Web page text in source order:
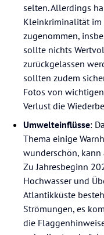
selten. Allerdings
Kleinkriminalität im
zugenommen,
sollte nichts
zurückgelassen
sollten zudem
Fotos von
Verlust die
Umwelteinflüsse:
Thema einige
wunderschön, kann
Zu Jahresbeginn
Hochwasser und
Atlantikküste
Strömungen, es
die